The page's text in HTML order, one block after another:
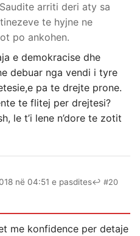
arriti deri aty sa
te hyjne ne
po ankohen.
e demokracise dhe
debuar nga vendi i tyre
pa te drejte prone.
te flitej per drejtesi?
le t’i lene n’dore te zotit
në 04:51 e pasdites↩ #20
me konfidence per detaje